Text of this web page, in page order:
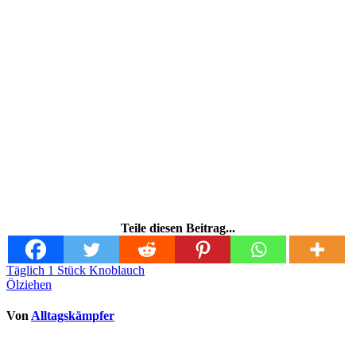
Teile diesen Beitrag...
Beitragsnavigation
Täglich 1 Stück Knoblauch
Ölziehen
Von Alltagskämpfer